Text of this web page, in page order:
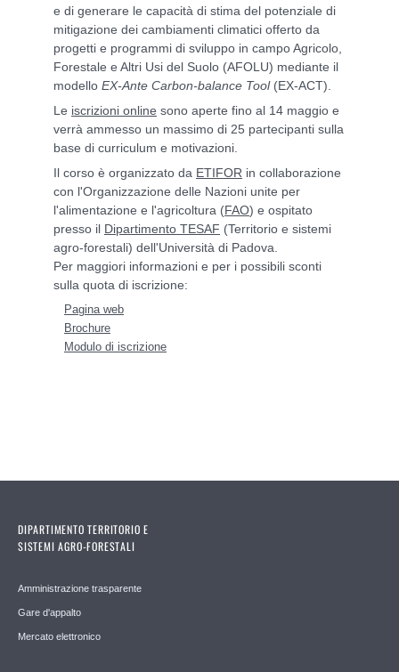
e di generare le capacità di stima del potenziale di
mitigazione dei cambiamenti climatici offerto da
progetti e programmi di sviluppo in campo Agricolo,
Forestale e Altri Usi del Suolo (AFOLU) mediante il
modello EX-Ante Carbon-balance Tool(EX-ACT).
Le iscrizioni online sono aperte fino al 14 maggio e
verrà ammesso un massimo di 25 partecipanti sulla
base di curriculum e motivazioni.
Il corso è organizzato da ETIFOR in collaborazione
con l'Organizzazione delle Nazioni unite per
l'alimentazione e l'agricoltura (FAO) e ospitato
presso il Dipartimento TESAF (Territorio e sistemi
agro-forestali) dell'Università di Padova.
Per maggiori informazioni e per i possibili sconti
sulla quota di iscrizione:
Pagina web
Brochure
Modulo di iscrizione
DIPARTIMENTO TERRITORIO E
SISTEMI AGRO-FORESTALI
Amministrazione trasparente
Gare d'appalto
Mercato elettronico